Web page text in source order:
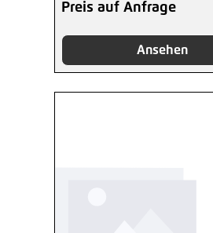
Preis auf Anfrage
Ansehen